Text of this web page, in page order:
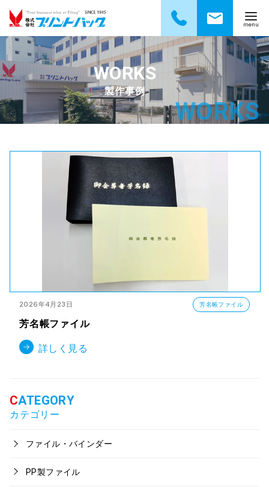
ン
テ
ツ
へ
製作事例
2026年4月23日 芳名帳ファイル
芳名帳ファイル
詳しく見る
カテゴリー
ファイル・バインダー
PP製ファイル